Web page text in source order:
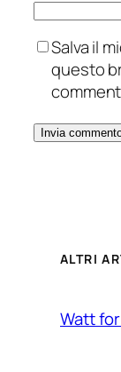
Salva il
questo
ALTRI
Watt for